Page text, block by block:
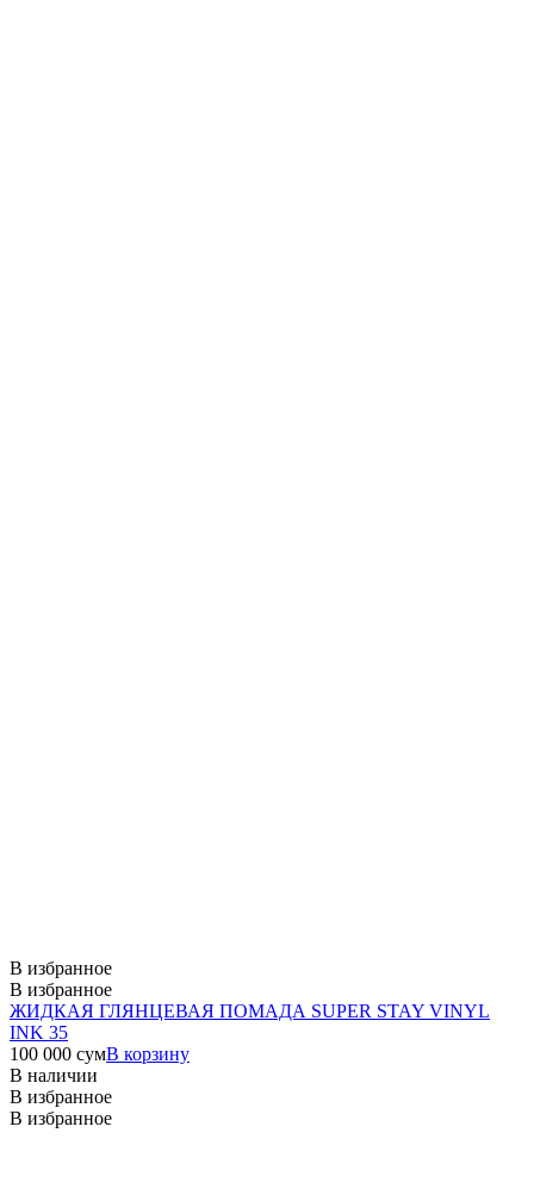
В избранное
В избранное
ЖИДКАЯ ГЛЯНЦЕВАЯ ПОМАДА SUPER STAY VINYL
INK 35
100 000 сумВ корзину
В наличии
В избранное
В избранное